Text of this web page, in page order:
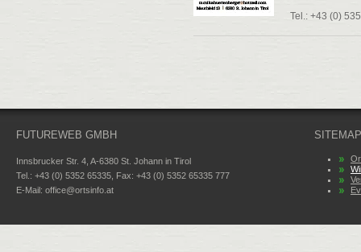
Tel.: +43 (0)
FUTUREWEB GMBH
Innsbrucker Str. 4, A-6380 St. Johann in Tirol
Tel.: +43 (0) 5352 65335, Fax: +43 (0) 5352 65335 777
E-Mail: office@ortsinfo.at
SITEMAP